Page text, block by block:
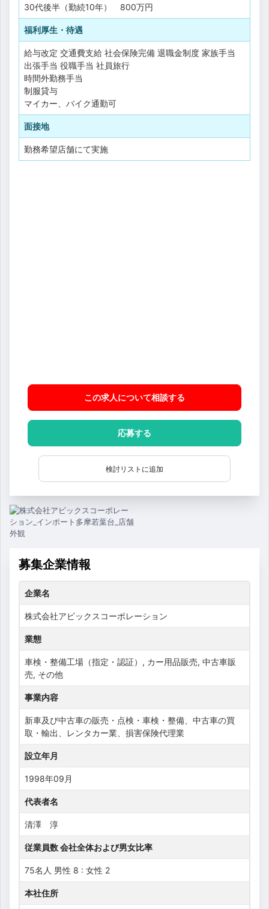
30代後半（勤続10年） 800万円
福利厚生・待遇
給与改定 交通費支給 社会保険完備 退職金制度 家族手当
出張手当 役職手当 社員旅行
時間外勤務手当
制服貸与
マイカー、バイク通勤可
面接地
勤務希望店舗にて実施
この求人について相談する
応募する
検討リストに追加
募集企業情報
企業名
株式会社アビックスコーポレーション
業態
車検・整備工場（指定・認証）, カー用品販売, 中古車販
売, その他
事業内容
新車及び中古車の販売・点検・車検・整備、中古車の買
取・輸出、レンタカー業、損害保険代理業
設立年月
1998年09月
代表者名
清澤 淳
従業員数 会社全体および男女比率
75名人 男性 8 : 女性 2
本社住所